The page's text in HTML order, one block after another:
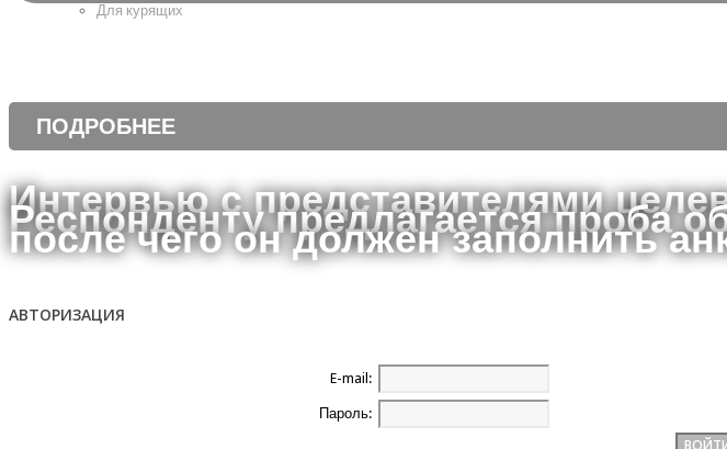
Для курящих
ПОДРОБНЕЕ
Интервью с представителями
Респонденту предлагается проба
после чего он должен заполнить
АВТОРИЗАЦИЯ
E-mail:
Пароль: